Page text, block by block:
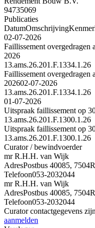
94735069
Publicaties
DatumOmschrijving
02-07-2026
Faillissement overgedragen
2026
13.ams.26.201.F.1334.1.26
Faillissement overgedragen
202602-07-2026
13.ams.26.201.F.1334.1.26
01-07-2026
Uitspraak faillissement op
13.ams.26.201.F.1300.1.26
Uitspraak faillissement op
13.ams.26.201.F.1300.1.26
Curator / bewindvoerder
mr R.H.H. van Wijk
AdresPostbus 40085,
Telefoon053-2032044
mr R.H.H. van Wijk
AdresPostbus 40085,
Telefoon053-2032044
Curator contactgegevens
aanmelden